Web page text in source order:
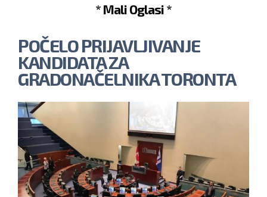
* Mali Oglasi *
POČELO PRIJAVLJIVANJE
KANDIDATA ZA
GRADONAČELNIKA TORONTA